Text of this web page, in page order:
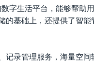
字生活平台，能够帮助
基础上，还提供了智
记录管理服务，海量空